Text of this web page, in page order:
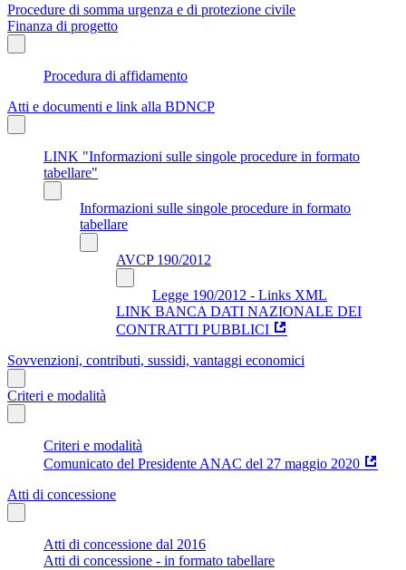
Procedure di somma urgenza e di protezione civile
Finanza di progetto
Procedura di affidamento
Atti e documenti e link alla BDNCP
LINK "Informazioni sulle singole procedure in formato
tabellare"
Informazioni sulle singole procedure in formato
tabellare
AVCP 190/2012
Legge 190/2012 - Links XML
LINK BANCA DATI NAZIONALE DEI
CONTRATTI PUBBLICI
Sovvenzioni, contributi, sussidi, vantaggi economici
Criteri e modalità
Criteri e modalità
Comunicato del Presidente ANAC del 27 maggio 2020
Atti di concessione
Atti di concessione dal 2016
Atti di concessione - in formato tabellare